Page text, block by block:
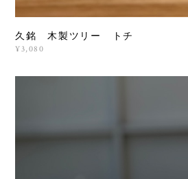
久銘 木製ツリー トチ
¥3,080